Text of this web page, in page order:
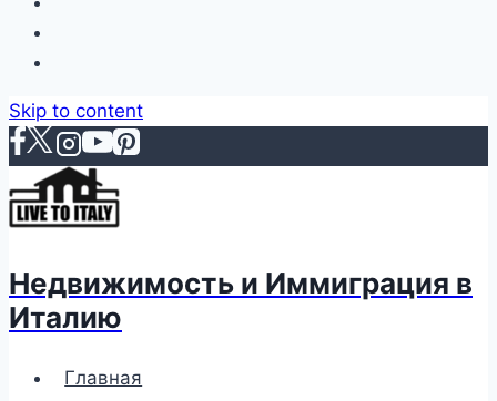
Skip to content
Недвижимость и Иммиграция в
Италию
Главная